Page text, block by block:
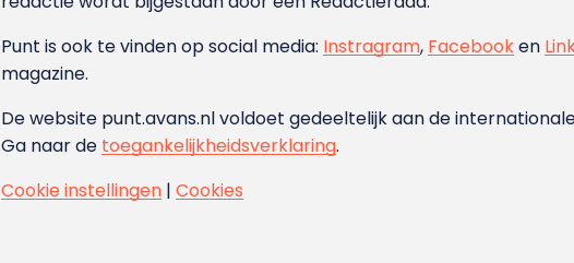
Punt is ook te vinden op social media: Instragram, Facebooken
magazine.
De website punt.avans.nl voldoet gedeeltelijk aan de
Ga naar de toegankelijkheidsverklaring.
Cookie instellingen |Cookies